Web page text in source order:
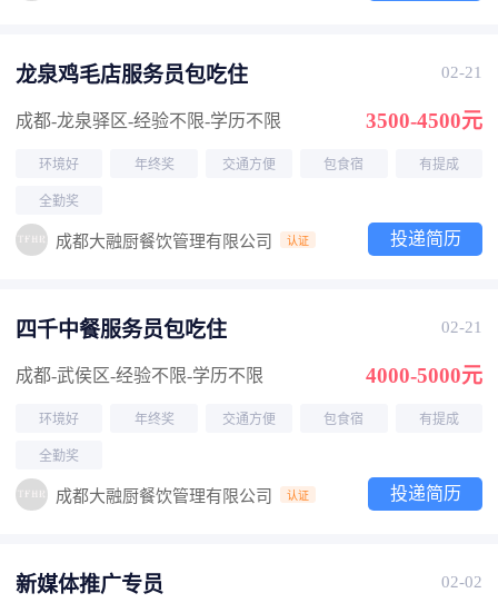
龙泉鸡毛店服务员包吃住 02-21
成都-龙泉驿区-经验不限-学历不限 3500-4500元
环境好 年终奖 交通方便 包食宿 有提成
全勤奖
成都大融厨餐饮管理有限公司 认证 投递简历
四千中餐服务员包吃住 02-21
成都-武侯区-经验不限-学历不限 4000-5000元
环境好 年终奖 交通方便 包食宿 有提成
全勤奖
成都大融厨餐饮管理有限公司 认证 投递简历
新媒体推广专员 02-02